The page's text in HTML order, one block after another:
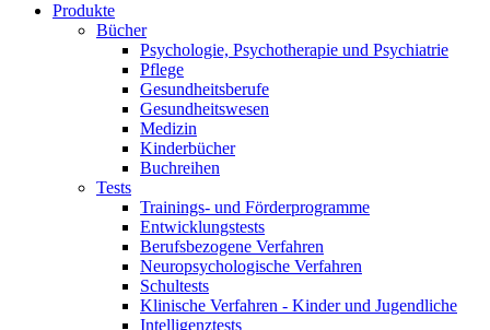
Produkte
Bücher
Psychologie, Psychotherapie und Psychiatrie
Pflege
Gesundheitsberufe
Gesundheitswesen
Medizin
Kinderbücher
Buchreihen
Tests
Trainings- und Förderprogramme
Entwicklungstests
Berufsbezogene Verfahren
Neuropsychologische Verfahren
Schultests
Klinische Verfahren - Kinder und Jugendliche
Intelligenztests